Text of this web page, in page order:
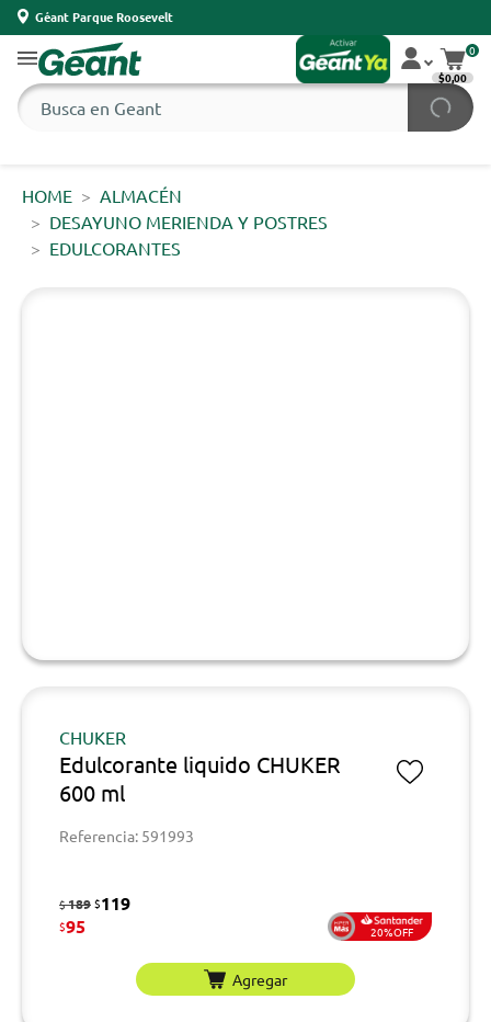
Géant Parque Roosevelt
0
$0,00
HOME
ALMACÉN
DESAYUNO MERIENDA Y POSTRES
EDULCORANTES
CHUKER
Edulcorante liquido CHUKER
600 ml
Referencia: 591993
$189 $119
$95 20%OFF
Agregar